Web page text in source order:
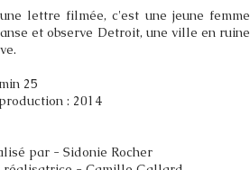
lettre filmée, c'est une jeune femme
et observe Detroit, une ville en ruine
25
: 2014
par - Sidonie Rocher